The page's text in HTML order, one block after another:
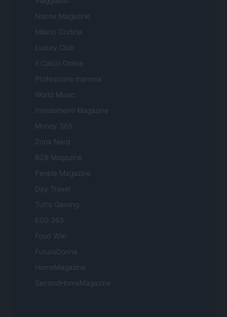
Nonne Magazine
Milano Cortina
Luxury Club
Il Calcio Online
Professione mamma
World Music
Investimenti Magazine
Money 365
Zona Nerd
B2B Magazine
People Magazine
Day Travel
Tutto Gaming
ESG 365
Food Wiki
FuturoDonna
HomeMagazine
SecondHomeMagazine